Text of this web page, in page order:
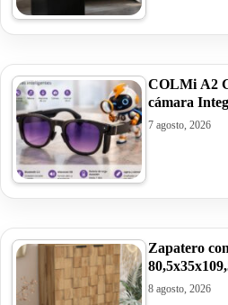
COLMi A2
cámara
7 agosto, 2026
Zapatero
8 agosto, 2026